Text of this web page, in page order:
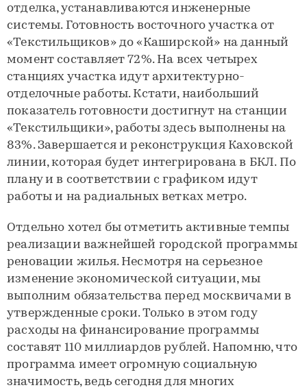
отделка, устанавливаются инженерные
системы. Готовность восточного участка от
«Текстильщиков» до «Каширской» на данный
момент составляет 72%. На всех четырех
станциях участка идут архитектурно-
отделочные работы. Кстати, наибольший
показатель готовности достигнут на станции
«Текстильщики», работы здесь выполнены на
83%. Завершается и реконструкция Каховской
линии, которая будет интегрирована в БКЛ. По
плану и в соответствии с графиком идут
работы и на радиальных ветках метро.
Отдельно хотел бы отметить активные темпы
реализации важнейшей городской программы
реновации жилья. Несмотря на серьезное
изменение экономической ситуации, мы
выполним обязательства перед москвичами в
утвержденные сроки. Только в этом году
расходы на финансирование программы
составят 110 миллиардов рублей. Напомню, что
программа имеет огромную социальную
значимость, ведь сегодня для многих